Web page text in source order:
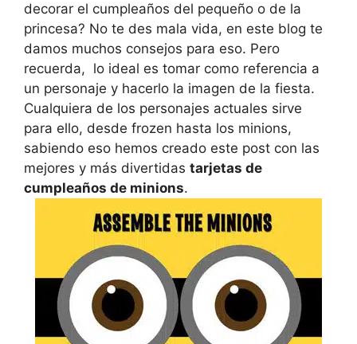
decorar el cumpleaños del pequeño o de la
princesa? No te des mala vida, en este blog te
damos muchos consejos para eso. Pero
recuerda, lo ideal es tomar como referencia a
un personaje y hacerlo la imagen de la fiesta.
Cualquiera de los personajes actuales sirve
para ello, desde frozen hasta los minions,
sabiendo eso hemos creado este post con las
mejores y más divertidas tarjetas de
cumpleaños de minions.